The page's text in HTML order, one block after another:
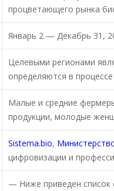
процветающего рынка
Январь 2 — Декабрь 31,
Целевыми регионами
определяются в
Малые и средние
продукции, молодые
Sistema.bio,
цифровизации и
— Ниже приведен список